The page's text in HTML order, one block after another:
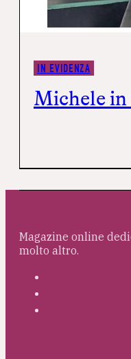
IN EVIDENZA
Michele in
Magazine online
molto altro.